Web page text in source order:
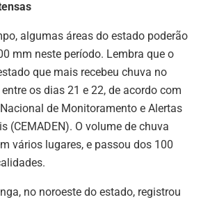
algumas áreas do estado poderão
mm neste período. Lembra que o
que mais recebeu chuva no
os dias 21 e 22, de acordo com
de Monitoramento e Alertas
(CEMADEN). O volume de chuva
vários lugares, e passou dos 100
no noroeste do estado, registrou